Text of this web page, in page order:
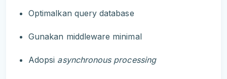
Optimalkan query database
Gunakan middleware minimal
Adopsi asynchronous processing